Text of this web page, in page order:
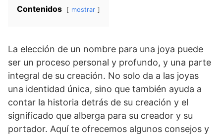
Contenidos mostrar
La elección de un nombre para una joya puede
ser un proceso personal y profundo, y una parte
integral de su creación. No solo da a las joyas
una identidad única, sino que también ayuda a
contar la historia detrás de su creación y el
significado que alberga para su creador y su
portador. Aquí te ofrecemos algunos consejos y